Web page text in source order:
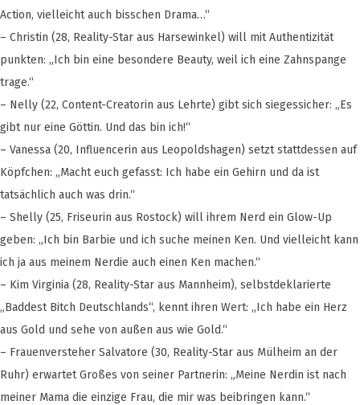
Action, vielleicht auch bisschen Drama…“
– Christin (28, Reality-Star aus Harsewinkel) will mit Authentizität
punkten: „Ich bin eine besondere Beauty, weil ich eine Zahnspange
trage.“
– Nelly (22, Content-Creatorin aus Lehrte) gibt sich siegessicher: „Es
gibt nur eine Göttin. Und das bin ich!“
– Vanessa (20, Influencerin aus Leopoldshagen) setzt stattdessen auf
Köpfchen: „Macht euch gefasst: Ich habe ein Gehirn und da ist
tatsächlich auch was drin.“
– Shelly (25, Friseurin aus Rostock) will ihrem Nerd ein Glow-Up
geben: „Ich bin Barbie und ich suche meinen Ken. Und vielleicht kann
ich ja aus meinem Nerdie auch einen Ken machen.“
– Kim Virginia (28, Reality-Star aus Mannheim), selbstdeklarierte
„Baddest Bitch Deutschlands“, kennt ihren Wert: „Ich habe ein Herz
aus Gold und sehe von außen aus wie Gold.“
– Frauenversteher Salvatore (30, Reality-Star aus Mülheim an der
Ruhr) erwartet Großes von seiner Partnerin: „Meine Nerdin ist nach
meiner Mama die einzige Frau, die mir was beibringen kann.“